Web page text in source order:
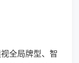
全局牌型、智